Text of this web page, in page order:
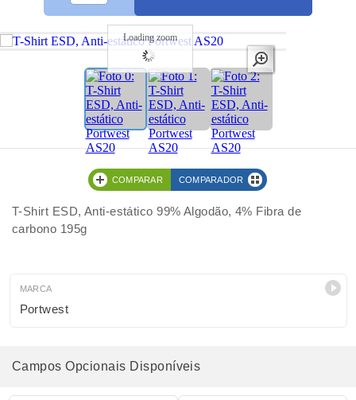
Loading zoom
COMPARAR COMPARADOR
T-Shirt ESD, Anti-estático 99% Algodão, 4% Fibra de
carbono 195g
MARCA
Portwest
Campos Opcionais Disponíveis